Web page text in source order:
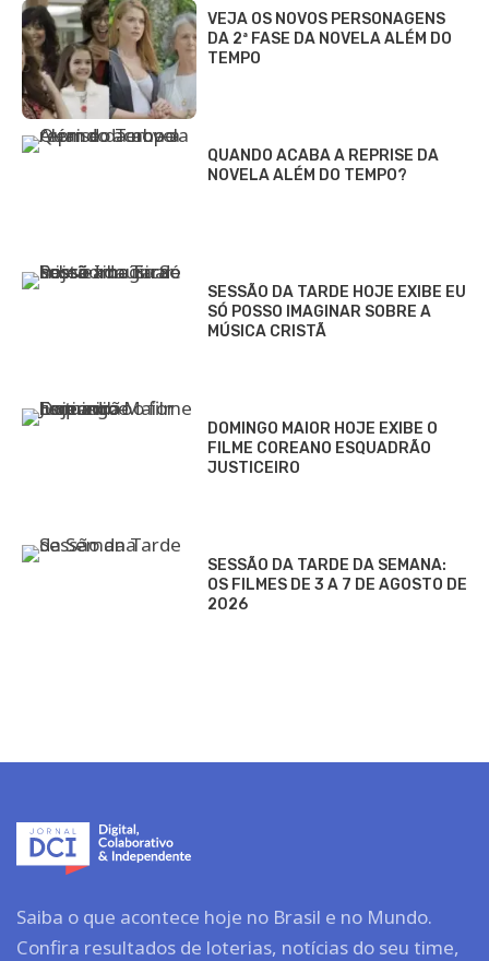
VEJA OS NOVOS PERSONAGENS
DA 2ª FASE DA NOVELA ALÉM DO
TEMPO
QUANDO ACABA A REPRISE DA
NOVELA ALÉM DO TEMPO?
SESSÃO DA TARDE HOJE EXIBE EU
SÓ POSSO IMAGINAR SOBRE A
MÚSICA CRISTÃ
DOMINGO MAIOR HOJE EXIBE O
FILME COREANO ESQUADRÃO
JUSTICEIRO
SESSÃO DA TARDE DA SEMANA:
OS FILMES DE 3 A 7 DE AGOSTO DE
2026
Saiba o que acontece hoje no Brasil e no Mundo.
Confira resultados de loterias, notícias do seu time,